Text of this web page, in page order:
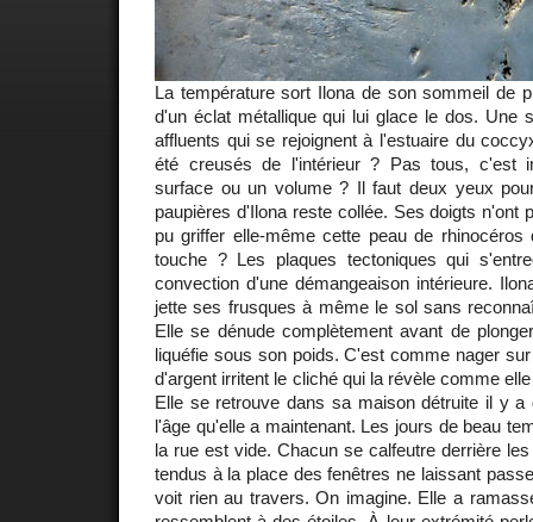
La température sort Ilona de son sommeil de
d'un éclat métallique qui lui glace le dos. Une
affluents qui se rejoignent à l'estuaire du
été creusés de l'intérieur ? Pas tous, c'est
surface ou un volume ? Il faut deux yeux
paupières d'Ilona reste collée. Ses doigts n'ont
pu griffer elle-même cette peau de
touche ? Les plaques tectoniques qui
convection d'une démangeaison intérieure.
jette ses frusques à même le sol sans
Elle se dénude complètement avant de
liquéfie sous son poids. C'est comme nager
d'argent irritent le cliché qui la révèle comme
Elle se retrouve dans sa maison détruite il y
l'âge qu'elle a maintenant. Les jours de beau
la rue est vide. Chacun se calfeutre derrière
tendus à la place des fenêtres ne laissant
voit rien au travers. On imagine. Elle a